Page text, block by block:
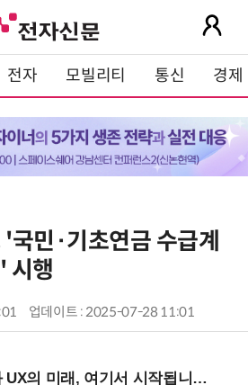
전자 모빌리티 통신 경제
민·기초연금 수급계
시행
업데이트 : 2025-07-28 11:01
래, 여기서 시작됩니다! (9/2 강남역)